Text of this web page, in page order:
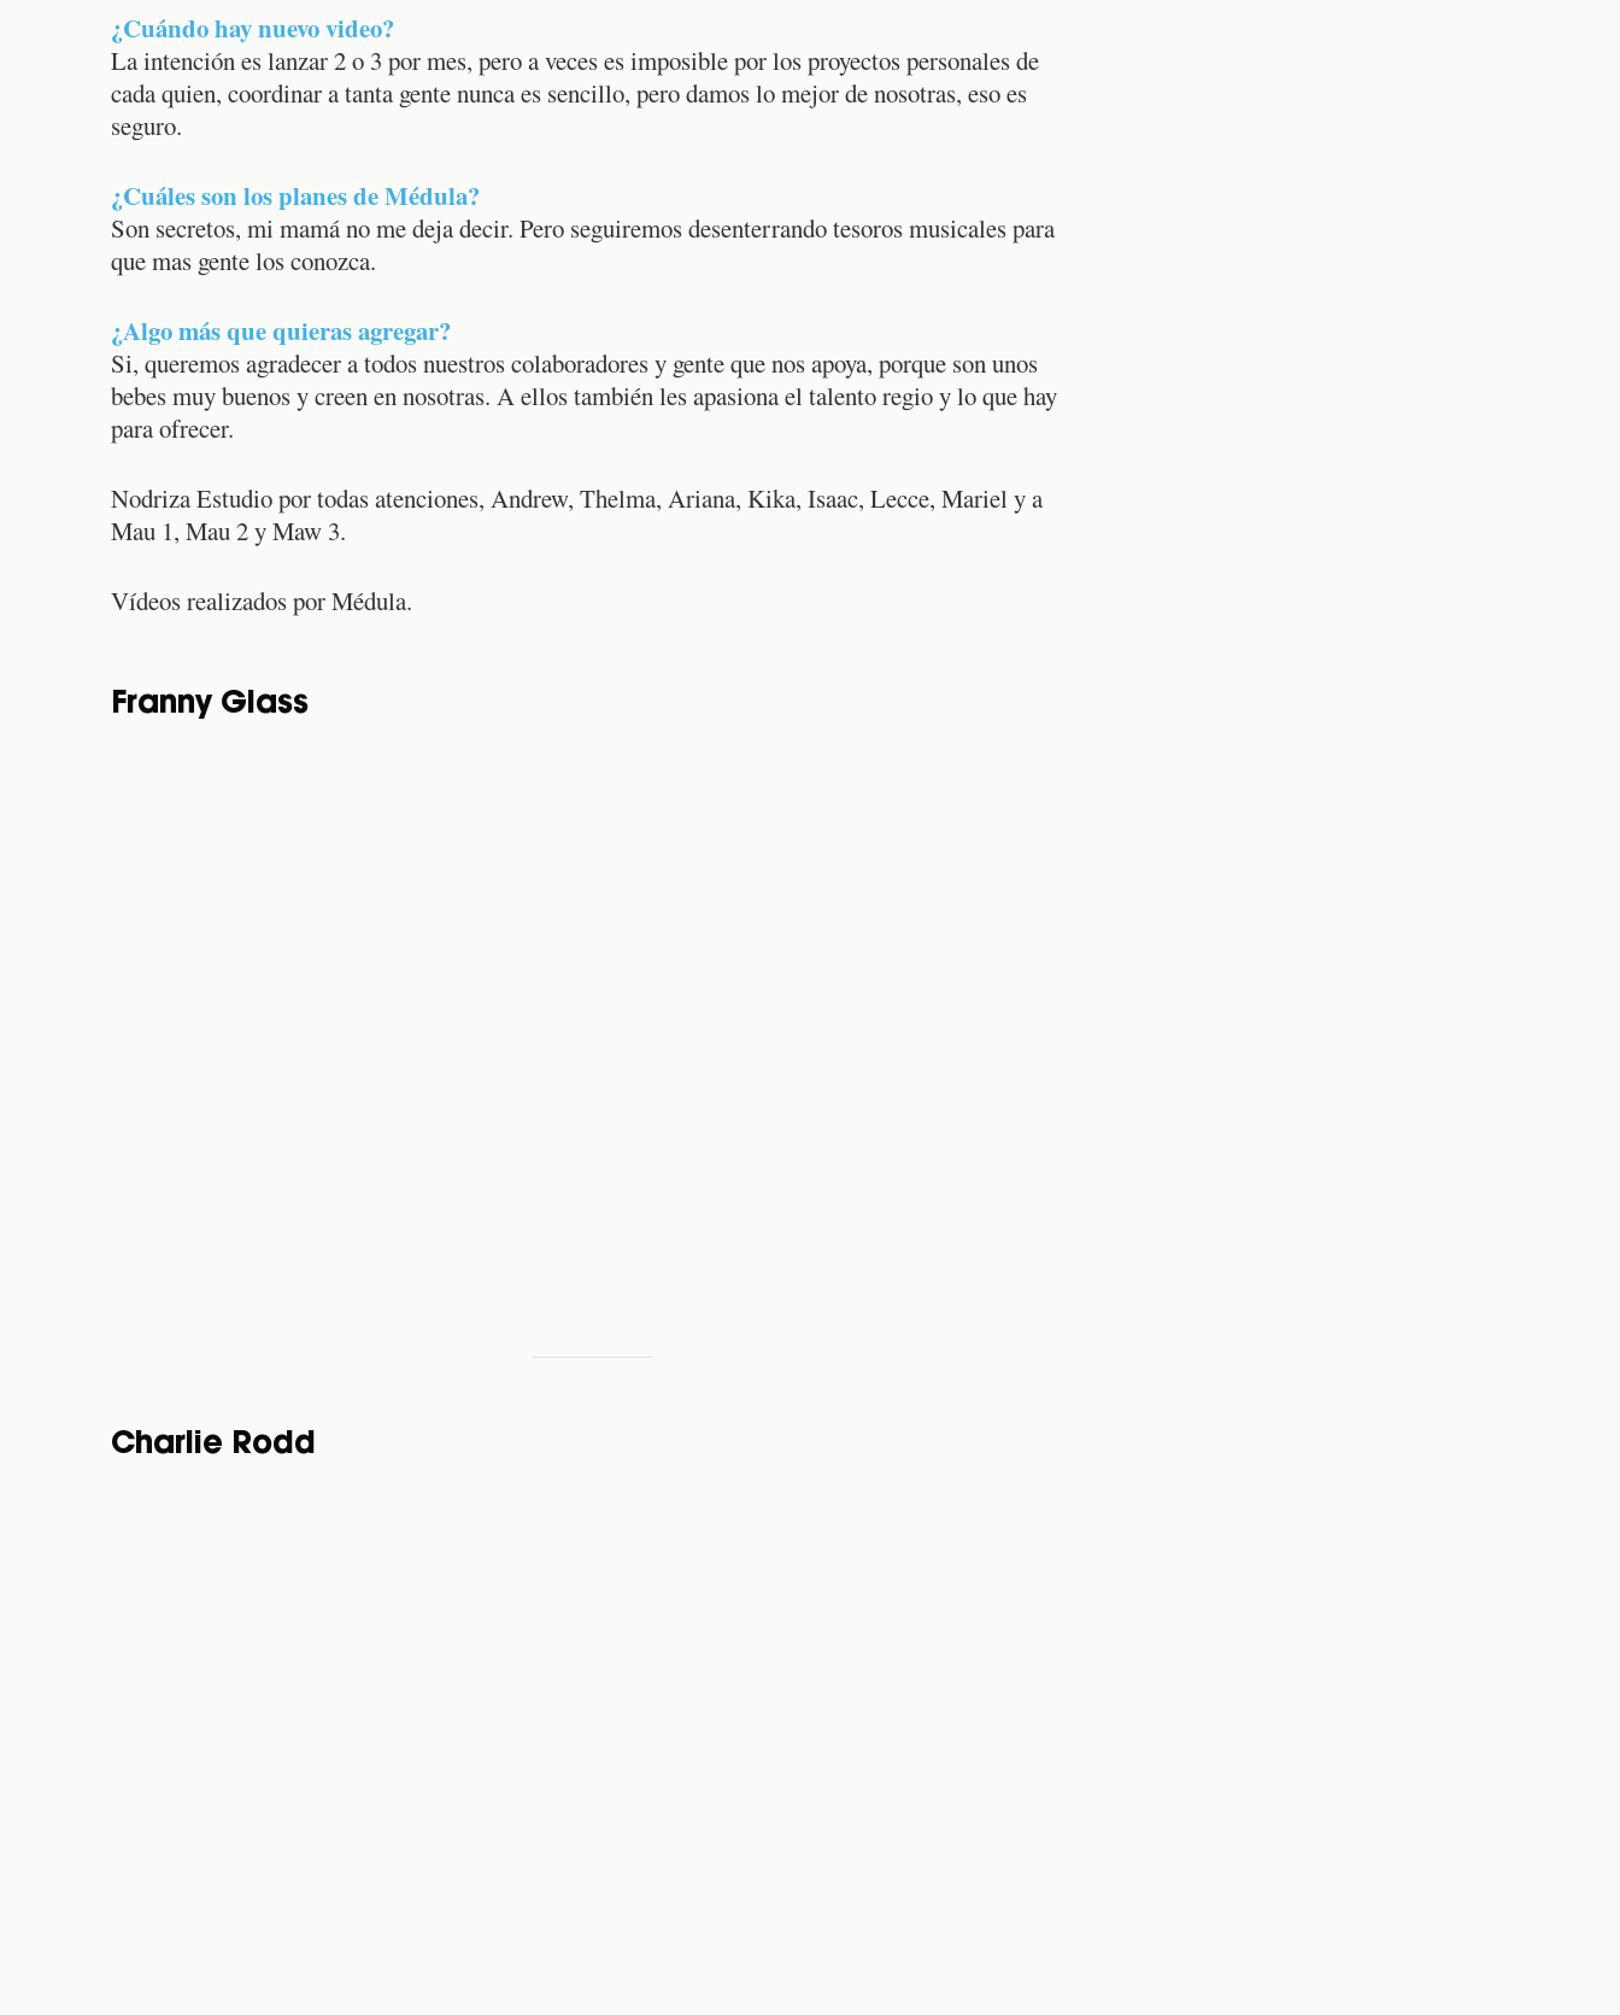
¿Cuándo hay nuevo video?
La intención es lanzar 2 o 3 por mes, pero a veces es imposible por los proyectos personales de
cada quien, coordinar a tanta gente nunca es sencillo, pero damos lo mejor de nosotras, eso es
seguro.
¿Cuáles son los planes de Médula?
Son secretos, mi mamá no me deja decir. Pero seguiremos desenterrando tesoros musicales para
que mas gente los conozca.
¿Algo más que quieras agregar?
Si, queremos agradecer a todos nuestros colaboradores y gente que nos apoya, porque son unos
bebes muy buenos y creen en nosotras. A ellos también les apasiona el talento regio y lo que hay
para ofrecer.
Nodriza Estudio por todas atenciones, Andrew, Thelma, Ariana, Kika, Isaac, Lecce, Mariel y a
Mau 1, Mau 2 y Maw 3.
Vídeos realizados por Médula.
Franny Glass
Charlie Rodd